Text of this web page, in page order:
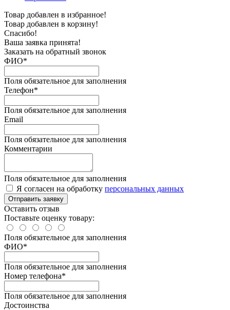
Товар добавлен в избранное!
Товар добавлен в корзину!
Спасибо!
Ваша заявка принята!
Заказать на обратный звонок
ФИО*
Поля обязательное для заполнения
Телефон*
Поля обязательное для заполнения
Email
Поля обязательное для заполнения
Комментарии
Поля обязательное для заполнения
Я согласен на обработку персональных данных
Отправить заявку
Оставить отзыв
Поставьте оценку товару:
Поля обязательное для заполнения
ФИО*
Поля обязательное для заполнения
Номер телефона*
Поля обязательное для заполнения
Достоинства